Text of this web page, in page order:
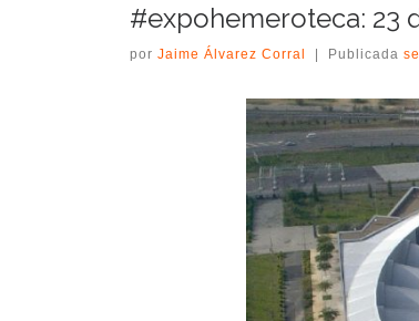
#expohemeroteca: 23
por Jaime Álvarez Corral | Publicada